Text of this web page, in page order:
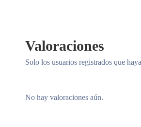
Valoraciones
No hay valoraciones aún.
Solo los usuarios registrados que